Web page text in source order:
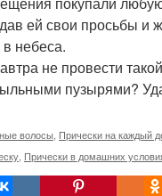
ей свои просьбы и
в небеса.
не провести
пузырями?
волосы Прически на каждый
Прически в домашних